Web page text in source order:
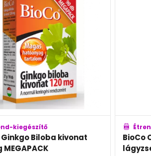
Étrend-kiegészítő
BioCo Omega 3-6-9
lágyzselatin kapszula